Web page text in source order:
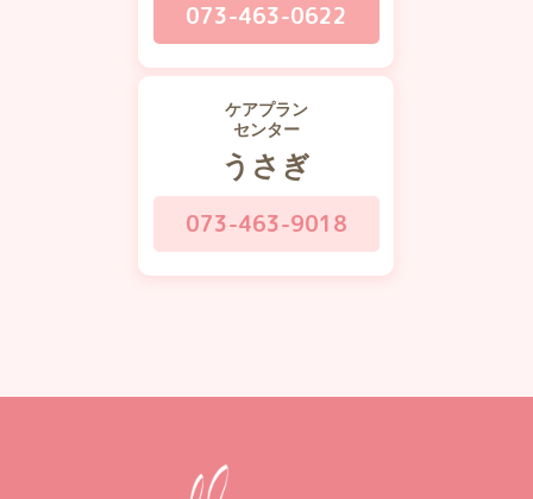
073-463-0622
ケアプラン
センター
うさぎ
073-463-9018